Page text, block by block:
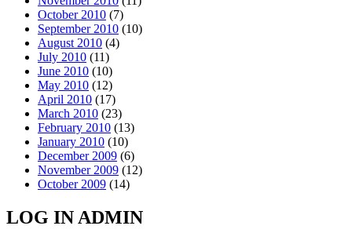
October 2010 (7)
September 2010 (10)
August 2010 (4)
July 2010 (11)
June 2010 (10)
May 2010 (12)
April 2010 (17)
March 2010 (23)
February 2010 (13)
January 2010 (10)
December 2009 (6)
November 2009 (12)
October 2009 (14)
LOG IN ADMIN